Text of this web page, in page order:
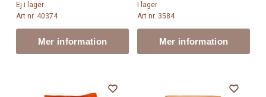
Ej i lager
Art nr. 40374
Mer information
I lager
Art nr. 3584
Mer information